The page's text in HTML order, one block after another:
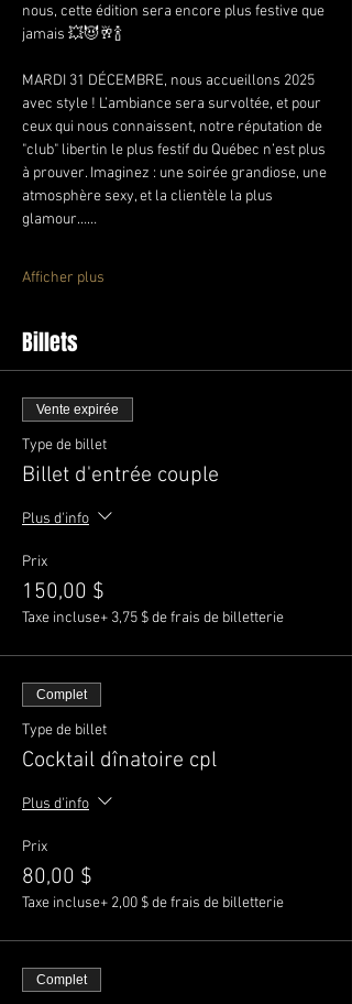
nous, cette édition sera encore plus festive que
jamais 💥😈🥂🍾
MARDI 31 DÉCEMBRE, nous accueillons 2025
avec style ! L’ambiance sera survoltée, et pour
ceux qui nous connaissent, notre réputation de
"club" libertin le plus festif du Québec n’est plus
à prouver. Imaginez : une soirée grandiose, une
atmosphère sexy, et la clientèle la plus
glamour……
Afficher plus
Billets
Vente expirée
Type de billet
Billet d'entrée couple
Plus d'info
Prix
150,00 $
Taxe incluse+ 3,75 $ de frais de billetterie
Complet
Type de billet
Cocktail dînatoire cpl
Plus d'info
Prix
80,00 $
Taxe incluse+ 2,00 $ de frais de billetterie
Complet